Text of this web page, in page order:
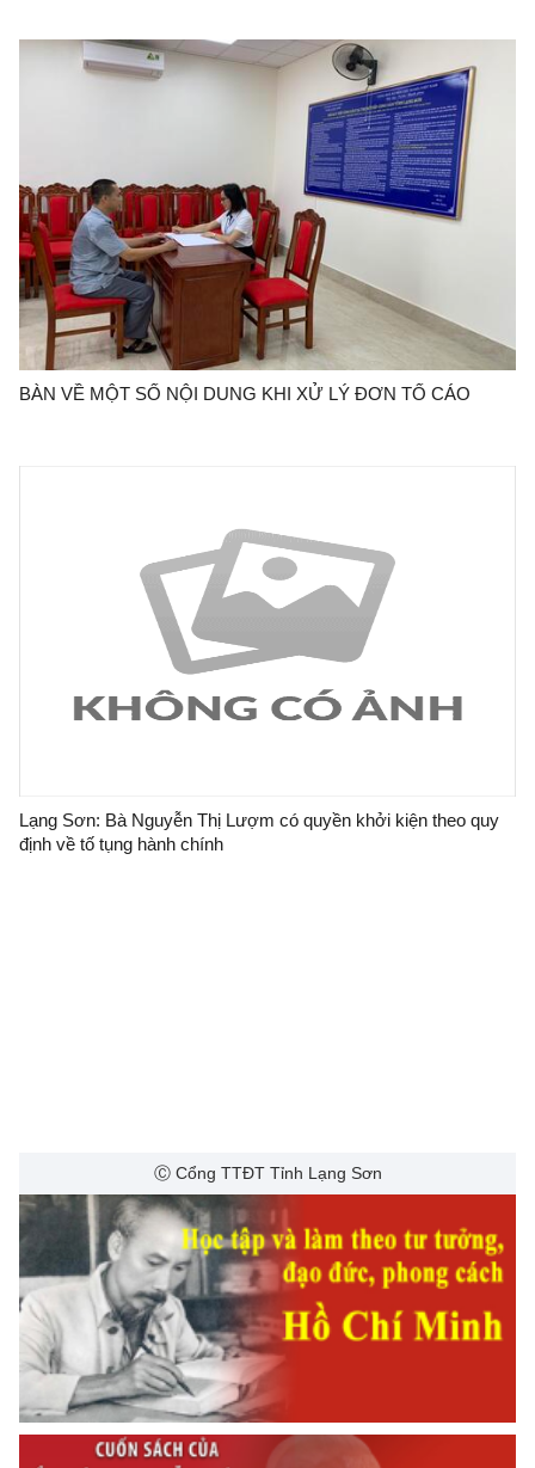
BÀN VỀ MỘT SỐ NỘI DUNG KHI XỬ LÝ ĐƠN TỐ CÁO
Lạng Sơn: Bà Nguyễn Thị Lượm có quyền khởi kiện theo quy
định về tố tụng hành chính
Ⓒ Cổng TTĐT Tỉnh Lạng Sơn